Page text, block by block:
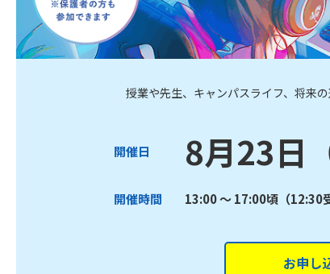
授業や先生、キャンパスライフ、将来
開催日 8月23日
開催時間 13:00 ～ 17:00頃（12:30
お申し